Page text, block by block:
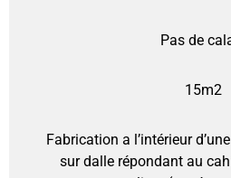
Pas de
15m2
Fabrication a l’intérieur
sur dalle répondant au